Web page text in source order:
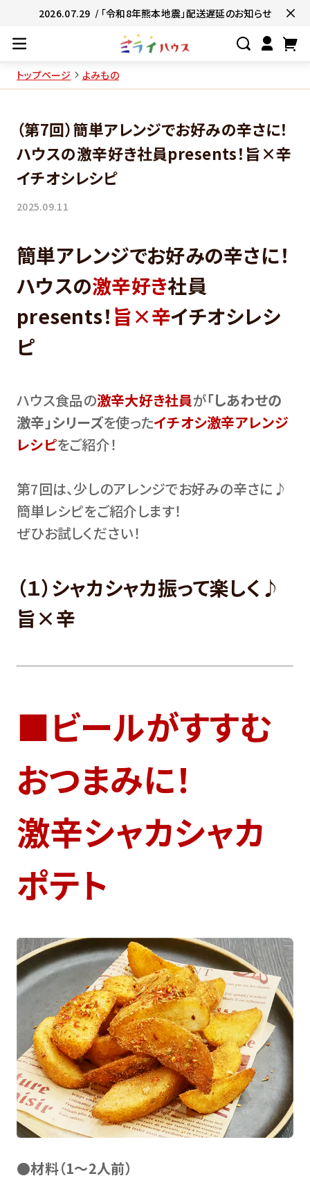
2026.07.29 / 「令和8年熊本地震」配送遅延のお知らせ
#ネコポス対象商品🚚
#簡単便利👍
#お子様と一緒に
#たっぷり満腹😋
#ギフトにおすす
トップページ よみもの
（第7回）簡単アレンジでお好みの辛さに！
ハウスの激辛好き社員presents！旨×辛
イチオシレシピ
2025.09.11
簡単アレンジでお好みの辛さに！
ハウスの激辛好き社員
presents！ 旨×辛イチオシレシ
ピ
ハウス食品の激辛大好き社員が「しあわせの
激辛」シリーズを使ったイチオシ激辛アレンジ
レシピをご紹介！
第7回は、少しのアレンジでお好みの辛さに♪
簡単レシピをご紹介します！
ぜひお試しください！
（１）シャカシャカ振って楽しく♪
旨×辛
■ビールがすすむ
おつまみに！
激辛シャカシャカ
ポテト
●材料（1～2人前）